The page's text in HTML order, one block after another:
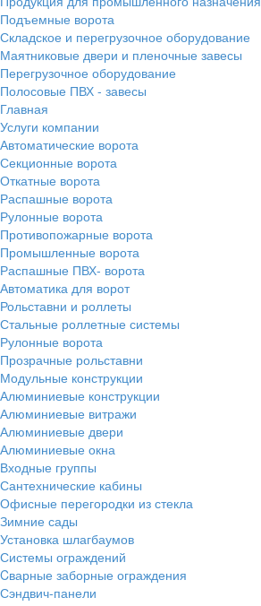
Подъемные ворота
Складское и перегрузочное оборудование
Маятниковые двери и пленочные завесы
Перегрузочное оборудование
Полосовые ПВХ - завесы
Главная
Услуги компании
Автоматические ворота
Секционные ворота
Откатные ворота
Распашные ворота
Рулонные ворота
Противопожарные ворота
Промышленные ворота
Распашные ПВХ- ворота
Автоматика для ворот
Рольставни и роллеты
Стальные роллетные системы
Рулонные ворота
Прозрачные рольставни
Модульные конструкции
Алюминиевые конструкции
Алюминиевые витражи
Алюминиевые двери
Алюминиевые окна
Входные группы
Сантехнические кабины
Офисные перегородки из стекла
Зимние сады
Установка шлагбаумов
Системы ограждений
Cварные заборные ограждения
Сэндвич-панели